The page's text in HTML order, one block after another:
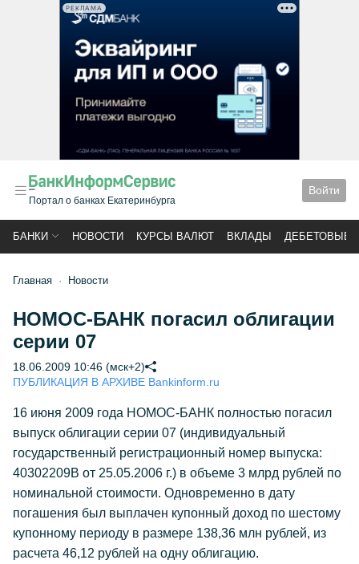
РЕКЛАМА
Портал о банках Екатеринбурга
Войти
БАНКИ НОВОСТИ КУРСЫ ВАЛЮТ ВКЛАДЫ ДЕБЕТОВЫЕ
Главная Новости
НОМОС-БАНК погасил облигации
серии 07
18.06.2009 10:46 (мск+2)
ПУБЛИКАЦИЯ В АРХИВЕ Bankinform.ru
16 июня 2009 года НОМОС-БАНК полностью погасил
выпуск облигации серии 07 (индивидуальный
государственный регистрационный номер выпуска:
40302209В от 25.05.2006 г.) в объеме 3 млрд рублей по
номинальной стоимости. Одновременно в дату
погашения был выплачен купонный доход по шестому
купонному периоду в размере 138,36 млн рублей, из
расчета 46,12 рублей на одну облигацию.